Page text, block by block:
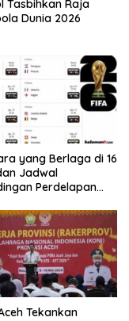
Tasbihkan Raja
Dunia 2026
yang Berlaga di 16
Jadwal
Perdelapan
Tekankan